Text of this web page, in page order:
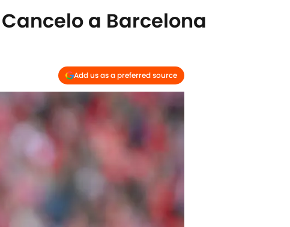
a Barcelona
Add us as a preferred source